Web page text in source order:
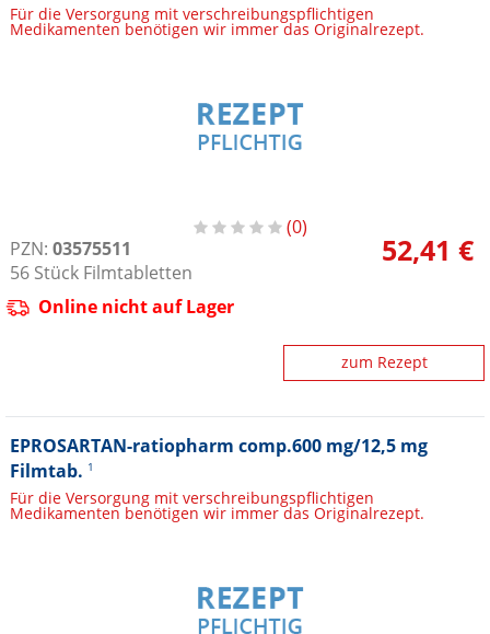
Für die Versorgung mit verschreibungspflichtigen
Medikamenten benötigen wir immer das Originalrezept.
0
PZN: 03575511
56 Stück Filmtabletten
52,41 €
Online nicht auf Lager
zum Rezept
EPROSARTAN-ratiopharm comp.600 mg/12,5 mg
Filmtab. 1
Für die Versorgung mit verschreibungspflichtigen
Medikamenten benötigen wir immer das Originalrezept.